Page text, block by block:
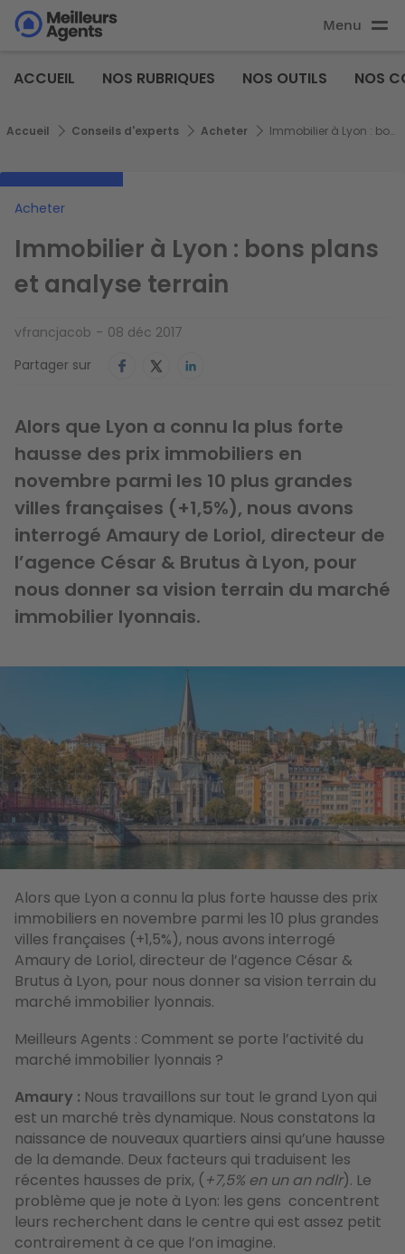
Aller
au
principal
Aller au
principal
Menu
Agents
ACCUEIL NOS RUBRIQUES NOS OUTILS NOS
Fil d'Ariane
Accueil Conseils d'experts Acheter Immobilier à Lyon : bons plans et analyse terrain
Acheter
Immobilier à Lyon : bons plans
et analyse terrain
vfrancjacob
08 déc 2017
Partager sur
Alors que Lyon a connu la plus forte
hausse des prix immobiliers en
novembre parmi les 10 plus grandes
villes françaises (+1,5%), nous avons
interrogé Amaury de Loriol, directeur de
l’agence César & Brutus à Lyon, pour
nous donner sa vision terrain du marché
immobilier lyonnais.
Alors que Lyon a connu la plus forte hausse des prix
immobiliers en novembre parmi les 10 plus grandes
villes françaises (+1,5%), nous avons interrogé
Amaury de Loriol, directeur de l’agence César &
Brutus à Lyon, pour nous donner sa vision terrain du
marché immobilier lyonnais.
Meilleurs Agents : Comment se porte l’activité du
marché immobilier lyonnais ?
Amaury : Nous travaillons sur tout le grand Lyon qui
est un marché très dynamique. Nous constatons la
naissance de nouveaux quartiers ainsi qu’une hausse
de la demande. Deux facteurs qui traduisent les
récentes hausses de prix, (+7,5% en un anndlr). Le
problème que je note à Lyon: les gens concentrent
leurs recherchent dans le centre qui est assez petit
contrairement à ce que l’on imagine.